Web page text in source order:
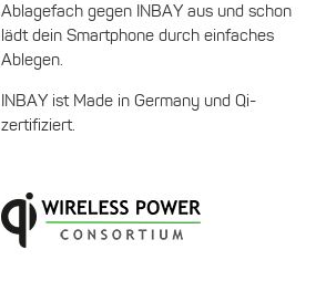
Ablagefach gegen INBAY aus und schon
lädt dein Smartphone durch einfaches
Ablegen.
INBAY ist Made in Germany und Qi-
zertifiziert.